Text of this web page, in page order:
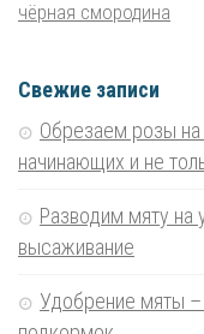
чёрная смородина
Свежие записи
Обрезаем розы
начинающих и не
Разводим мяту на
высаживание
Удобрение мяты –